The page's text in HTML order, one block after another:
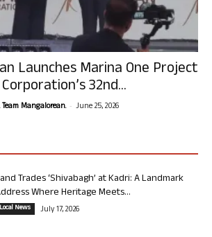
Launches Marina One Project
32nd...
Mangalorean. - June 25, 2026
Trades ‘Shivabagh’ at Kadri: A Landmark
Where Heritage Meets...
Local News July 17, 2026